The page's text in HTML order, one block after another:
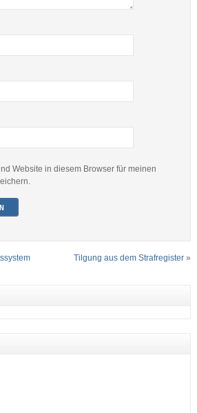
Website in diesem Browser für meinen
Tilgung aus dem Strafregister »